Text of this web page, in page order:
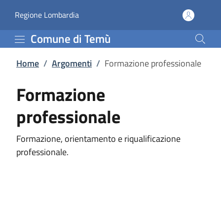
Formazione
Regione Lombardia(apre in un'altra scheda).
Comune di Temù
Home / Argomenti / Formazione professionale
Formazione
professionale
Formazione, orientamento e riqualificazione
professionale.